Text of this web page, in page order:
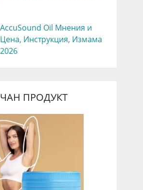
AccuSound Oil Мнения и
Цена, Инструкция, Измама
2026
ПРОДУКТ